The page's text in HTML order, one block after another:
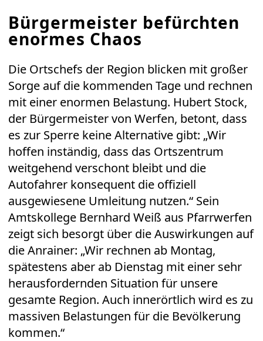
Bürgermeister befürchten
enormes Chaos
Die Ortschefs der Region blicken mit großer
Sorge auf die kommenden Tage und rechnen
mit einer enormen Belastung. Hubert Stock,
der Bürgermeister von Werfen, betont, dass
es zur Sperre keine Alternative gibt: „Wir
hoffen inständig, dass das Ortszentrum
weitgehend verschont bleibt und die
Autofahrer konsequent die offiziell
ausgewiesene Umleitung nutzen.“ Sein
Amtskollege Bernhard Weiß aus Pfarrwerfen
zeigt sich besorgt über die Auswirkungen auf
die Anrainer: „Wir rechnen ab Montag,
spätestens aber ab Dienstag mit einer sehr
herausfordernden Situation für unsere
gesamte Region. Auch innerörtlich wird es zu
massiven Belastungen für die Bevölkerung
kommen.“